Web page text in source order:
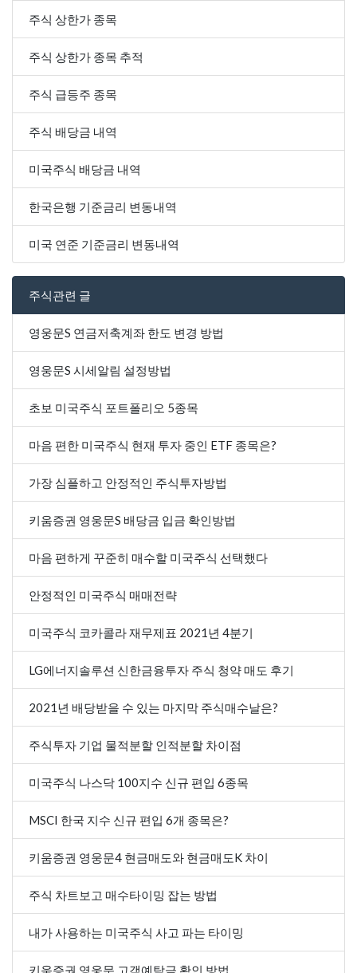
주식 상한가 종목
주식 상한가 종목 추적
주식 급등주 종목
주식 배당금 내역
미국주식 배당금 내역
한국은행 기준금리 변동내역
미국 연준 기준금리 변동내역
주식관련 글
영웅문S 연금저축계좌 한도 변경 방법
영웅문S 시세알림 설정방법
초보 미국주식 포트폴리오 5종목
마음 편한 미국주식 현재 투자 중인 ETF 종목은?
가장 심플하고 안정적인 주식투자방법
키움증권 영웅문S 배당금 입금 확인방법
마음 편하게 꾸준히 매수할 미국주식 선택했다
안정적인 미국주식 매매전략
미국주식 코카콜라 재무제표 2021년 4분기
LG에너지솔루션 신한금융투자 주식 청약 매도 후기
2021년 배당받을 수 있는 마지막 주식매수날은?
주식투자 기업 물적분할 인적분할 차이점
미국주식 나스닥 100지수 신규 편입 6종목
MSCI 한국 지수 신규 편입 6개 종목은?
키움증권 영웅문4 현금매도와 현금매도K 차이
주식 차트보고 매수타이밍 잡는 방법
내가 사용하는 미국주식 사고 파는 타이밍
키움증권 영웅문 고객예탁금 확인 방법